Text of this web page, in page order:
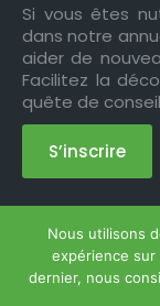
Si vous êtes
dans notre
aider de
Facilitez la
quête de
S’inscrire
Copyright ©
réservés.
soins. Pour
Nous utilisons
expérience
dernier, nous